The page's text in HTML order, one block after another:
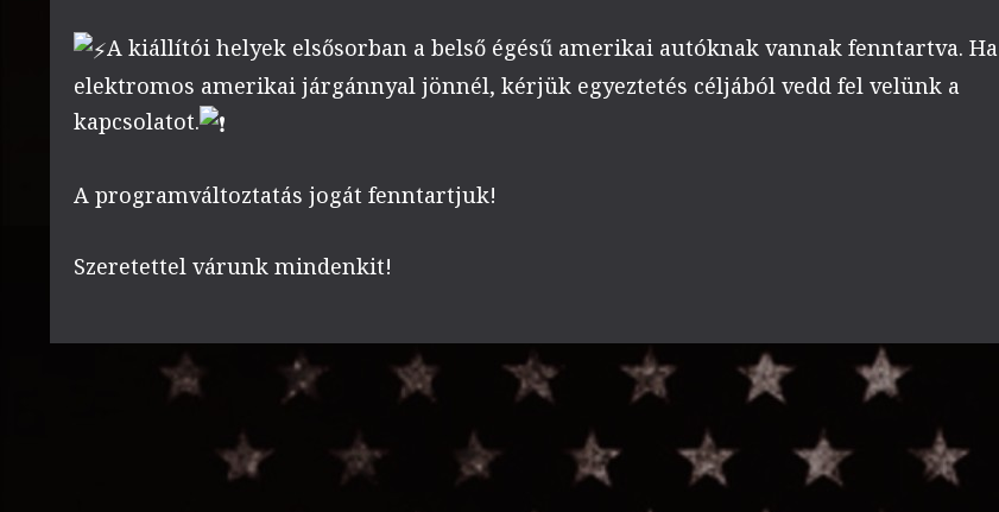
A kiállítói helyek elsősorban a belső égésű amerikai autóknak vannak fenntartva. Ha
elektromos amerikai járgánnyal jönnél, kérjük egyeztetés céljából vedd fel velünk a
kapcsolatot.
A programváltoztatás jogát fenntartjuk!
Szeretettel várunk mindenkit!